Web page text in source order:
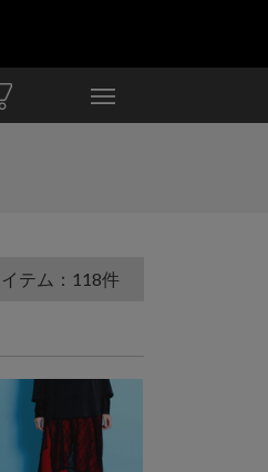
テム：118件